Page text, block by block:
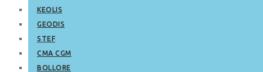
KEOLIS
GEODIS
STEF
CMA CGM
BOLLORE